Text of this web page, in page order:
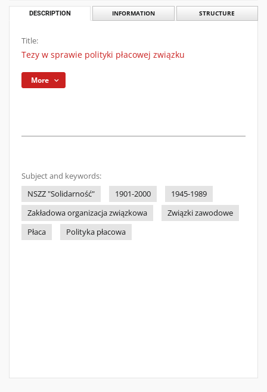
DESCRIPTION INFORMATION STRUCTURE
Title:
Tezy w sprawie polityki płacowej związku
More
Subject and keywords:
NSZZ "Solidarność"
1901-2000
1945-1989
Zakładowa organizacja związkowa
Związki zawodowe
Płaca
Polityka płacowa